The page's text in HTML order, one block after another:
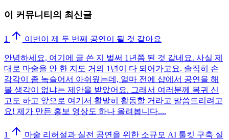
이 커뮤니티의 최신글
1 이번이 제 두 번째 공연이 될 것 같아요
안녕하세요, 여기에 글 쓴 지 벌써 1년쯤 된 것 같네요. 사실 제
대로 마술을 안 한 지도 거의 1년이 다 되어가고요. 솔직히 손
감각이 좀 녹슬어서 아쉬웠는데, 얼마 전에 샵에서 공연을 해
볼 생각이 없냐는 제안을 받았어요. 그래서 여러분께 복귀 신
고도 하고 앞으로 여기서 활발히 활동할 거라고 말씀드리려고
요! 제가 만든 홍보 영상도 하나 올려봅니다....
1
마술 리허설과 실전 공연을 위한 소규모 AI 툴킷 구축 실